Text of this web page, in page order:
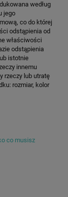
według
jego
co do której
odstąpienia od
właściwości
odstąpienia
istotnie
innemu
rzeczy lub utratę
rozmiar, kolor
co musisz